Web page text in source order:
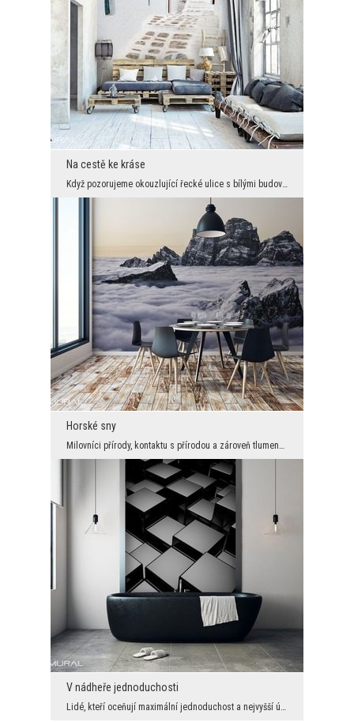
Na cestě ke kráse
Když pozorujeme okouzlující řecké ulice s bílými budovami, začneme spontánně plánovat dovolenou....
Horské sny
Milovníci přírody, kontaktu s přírodou a zároveň tlumených barev mají pro sebe něco zvláštního. Z...
V nádheře jednoduchosti
Lidé, kteří oceňují maximální jednoduchost a nejvyšší úroveň minimalismu, jistě budou fascinován...